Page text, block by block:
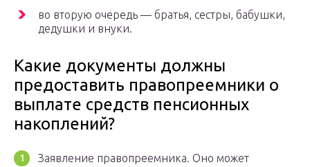
во вторую очередь — братья, сестры, бабушки,
дедушки и внуки.
Какие документы должны
предоставить правопреемники о
выплате средств пенсионных
накоплений?
Заявление правопреемника. Оно может